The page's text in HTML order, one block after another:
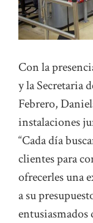
Con la
y la Secretaria
Febrero,
instalaciones
“Cada día
clientes para
ofrecerles una
a su
entusiasmados